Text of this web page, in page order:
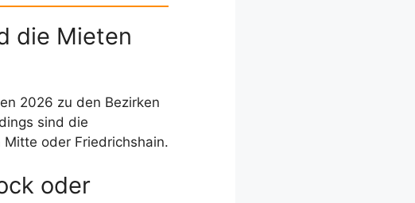
die Mieten
2026 zu den Bezirken
sind die
oder Friedrichshain.
oder